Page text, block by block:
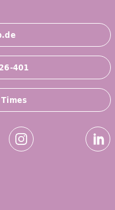
401
Instagram